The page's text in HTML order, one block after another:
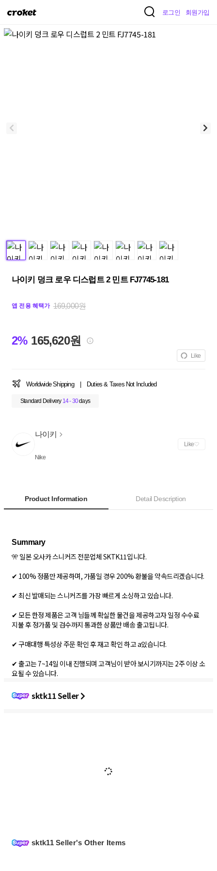
크
켓
로그인 회원가입
나이키 덩크 로우 디스럽트 2 민트 FJ7745-181
앱 전용 혜택가 169,000원
2% 165,620원
Like
Worldwide Shipping Duties & Taxes Not Included
Standard Delivery 14 - 30days
나이키
Nike
Like
Product Information Detail Description
Summary
🎌 일본 오사카 스니커즈 전문업체 SKTK11입니다.
✔ 100% 정품만 제공하며, 가품일 경우 200% 환불을 약속드리겠습니다.
✔ 최신 발매되는 스니커즈를 가장 빠르게 소싱하고 있습니다.
✔ 모든 한정 제품은 고객 님들께 확실한 물건을 제공하고자 일정 수수료
지불 후 정가품 및 검수까지 통과한 상품만 배송 출고됩니다.
✔ 구매대행 특성상 주문 확인 후 재고 확인 하고 a있습니다.
✔ 출고는 7~14일 이내 진행되며 고객님이 받아 보시기까지는 2주 이상 소
요될 수 있습니다.
sktk11 Seller
sktk11 Seller's Other Items